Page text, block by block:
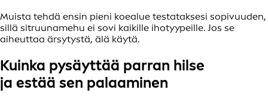
Muista tehdä ensin pieni koealue testataksesi sopivuuden,
sillä sitruunamehu ei sovi kaikille ihotyypeille. Jos se
aiheuttaa ärsytystä, älä käytä.
Kuinka pysäyttää parran hilse
ja estää sen palaaminen